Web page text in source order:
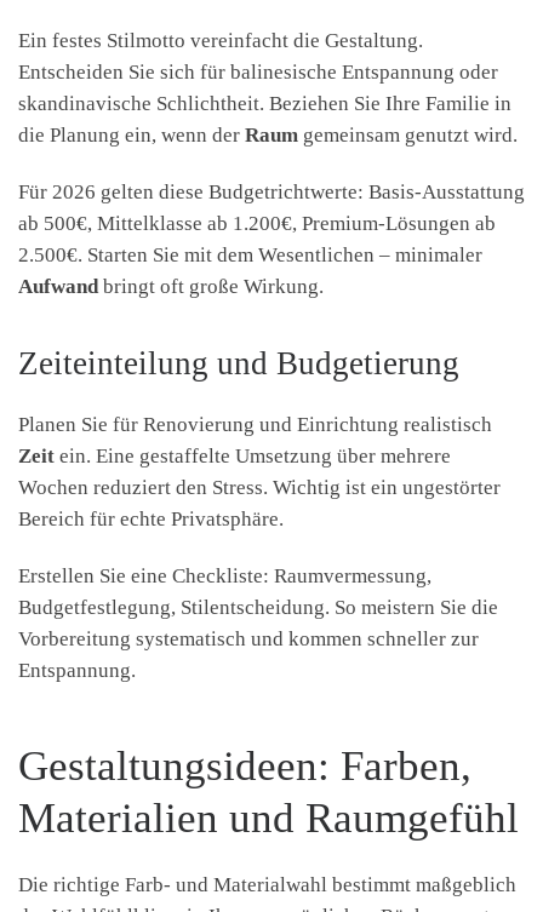
Ein festes Stilmotto vereinfacht die Gestaltung.
Entscheiden Sie sich für balinesische Entspannung oder
skandinavische Schlichtheit. Beziehen Sie Ihre Familie in
die Planung ein, wenn der Raum gemeinsam genutzt wird.
Für 2026 gelten diese Budgetrichtwerte: Basis-Ausstattung
ab 500€, Mittelklasse ab 1.200€, Premium-Lösungen ab
2.500€. Starten Sie mit dem Wesentlichen – minimaler
Aufwandbringt oft große Wirkung.
Zeiteinteilung und Budgetierung
Planen Sie für Renovierung und Einrichtung realistisch
Zeit ein. Eine gestaffelte Umsetzung über mehrere
Wochen reduziert den Stress. Wichtig ist ein ungestörter
Bereich für echte Privatsphäre.
Erstellen Sie eine Checkliste: Raumvermessung,
Budgetfestlegung, Stilentscheidung. So meistern Sie die
Vorbereitung systematisch und kommen schneller zur
Entspannung.
Gestaltungsideen: Farben,
Materialien und Raumgefühl
Die richtige Farb- und Materialwahl bestimmt maßgeblich